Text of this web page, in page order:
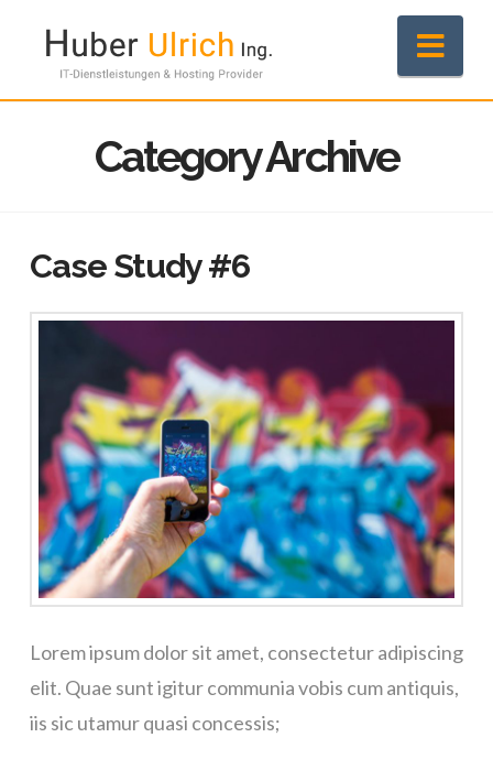
Category Archive
Case Study #6
Lorem ipsum dolor sit amet, consectetur adipiscing
elit. Quae sunt igitur communia vobis cum antiquis,
iis sic utamur quasi concessis;